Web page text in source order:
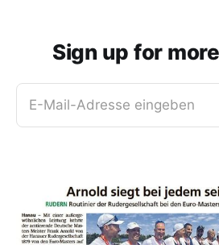
Sign up for
E-Mail-Adresse eingeben